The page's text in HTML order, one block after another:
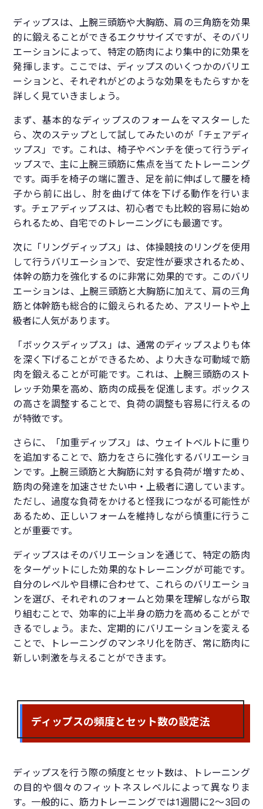
ディップスは、上腕三頭筋や大胸筋、肩の三角筋を効果
的に鍛えることができるエクササイズですが、そのバリ
エーションによって、特定の筋肉により集中的に効果を
発揮します。ここでは、ディップスのいくつかのバリエ
ーションと、それぞれがどのような効果をもたらすかを
詳しく見ていきましょう。
まず、基本的なディップスのフォームをマスターした
ら、次のステップとして試してみたいのが「チェアディ
ップス」です。これは、椅子やベンチを使って行うディ
ップスで、主に上腕三頭筋に焦点を当てたトレーニング
です。両手を椅子の端に置き、足を前に伸ばして腰を椅
子から前に出し、肘を曲げて体を下げる動作を行いま
す。チェアディップスは、初心者でも比較的容易に始め
られるため、自宅でのトレーニングにも最適です。
次に「リングディップス」は、体操競技のリングを使用
して行うバリエーションで、安定性が要求されるため、
体幹の筋力を強化するのに非常に効果的です。このバリ
エーションは、上腕三頭筋と大胸筋に加えて、肩の三角
筋と体幹筋も総合的に鍛えられるため、アスリートや上
級者に人気があります。
「ボックスディップス」は、通常のディップスよりも体
を深く下げることができるため、より大きな可動域で筋
肉を鍛えることが可能です。これは、上腕三頭筋のスト
レッチ効果を高め、筋肉の成長を促進します。ボックス
の高さを調整することで、負荷の調整も容易に行えるの
が特徴です。
さらに、「加重ディップス」は、ウェイトベルトに重り
を追加することで、筋力をさらに強化するバリエーショ
ンです。上腕三頭筋と大胸筋に対する負荷が増すため、
筋肉の発達を加速させたい中・上級者に適しています。
ただし、過度な負荷をかけると怪我につながる可能性が
あるため、正しいフォームを維持しながら慎重に行うこ
とが重要です。
ディップスはそのバリエーションを通じて、特定の筋肉
をターゲットにした効果的なトレーニングが可能です。
自分のレベルや目標に合わせて、これらのバリエーショ
ンを選び、それぞれのフォームと効果を理解しながら取
り組むことで、効率的に上半身の筋力を高めることがで
きるでしょう。また、定期的にバリエーションを変える
ことで、トレーニングのマンネリ化を防ぎ、常に筋肉に
新しい刺激を与えることができます。
ディップスの頻度とセット数の設定法
ディップスを行う際の頻度とセット数は、トレーニング
の目的や個々のフィットネスレベルによって異なりま
す。一般的に、筋力トレーニングでは1週間に2〜3回の